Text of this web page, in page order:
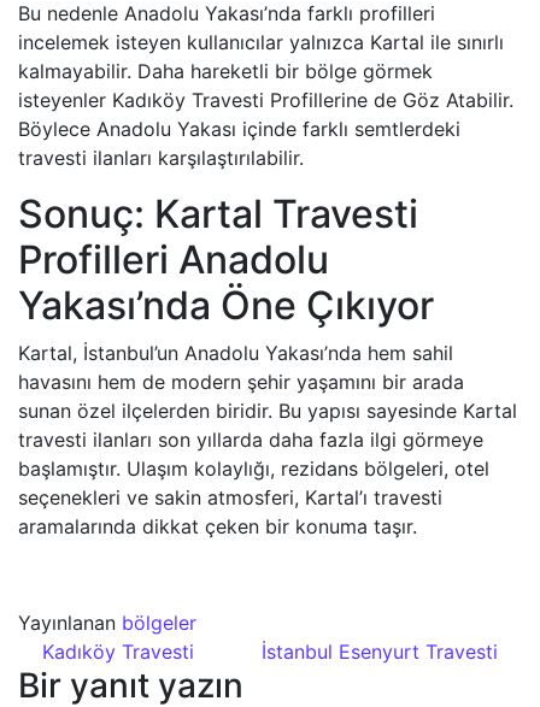
Bu nedenle Anadolu Yakası’nda farklı profilleri
incelemek isteyen kullanıcılar yalnızca Kartal ile sınırlı
kalmayabilir. Daha hareketli bir bölge görmek
isteyenler Kadıköy Travesti Profillerine de Göz Atabilir.
Böylece Anadolu Yakası içinde farklı semtlerdeki
travesti ilanları karşılaştırılabilir.
Sonuç: Kartal Travesti
Profilleri Anadolu
Yakası’nda Öne Çıkıyor
Kartal, İstanbul’un Anadolu Yakası’nda hem sahil
havasını hem de modern şehir yaşamını bir arada
sunan özel ilçelerden biridir. Bu yapısı sayesinde Kartal
travesti ilanları son yıllarda daha fazla ilgi görmeye
başlamıştır. Ulaşım kolaylığı, rezidans bölgeleri, otel
seçenekleri ve sakin atmosferi, Kartal’ı travesti
aramalarında dikkat çeken bir konuma taşır.
Yayınlanan bölgeler
Yazı dolaşımı
Kadıköy Travesti İstanbul Esenyurt Travesti
Bir yanıt yazın